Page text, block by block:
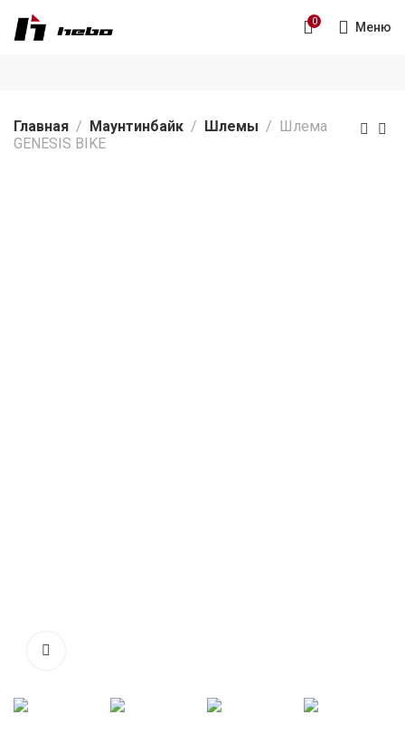
0 Меню
Главная Маунтинбайк Шлемы
Шлема
GENESIS BIKE